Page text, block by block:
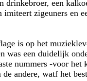
een
zigeuners en
is op het
was een duidelijk
nummers -voor het
andere, watf het